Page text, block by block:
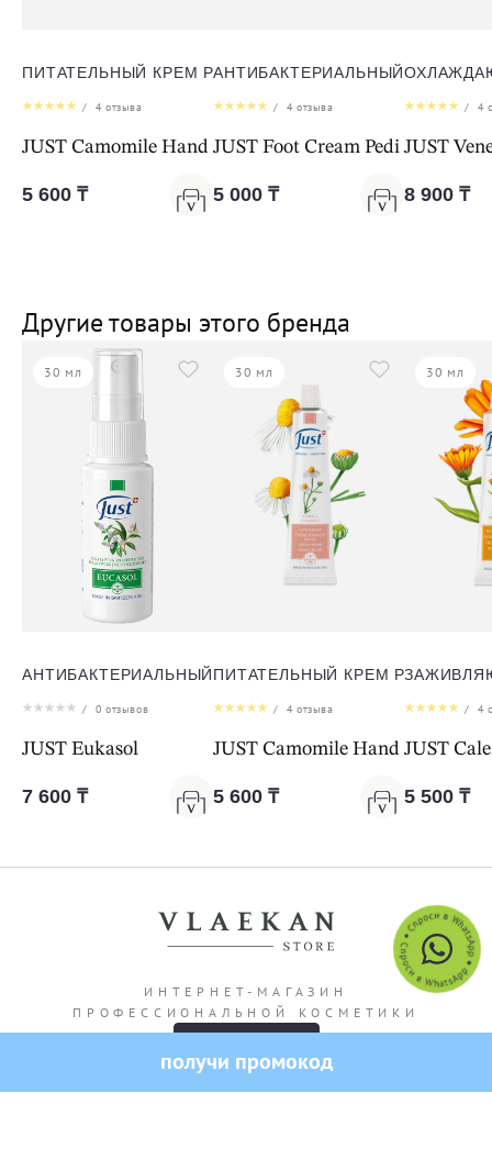
ПИТАТЕЛЬНЫЙ КРЕМ РОМАШКА ДЛЯ РУК
/ 4отзыва
JUST Camomile Hand Cream
5 600 ₸
АНТИБАКТЕРИАЛЬНЫЙ,
/ 4отзыва
JUST Foot Cream Pedi
5 000 ₸
/ 4
JUST
8 900 ₸
Другие товары этого бренда
30 мл
АНТИБАКТЕРИАЛЬНЫЙ СПРЕЙ ЭУКАСОЛ
/ 0 отзывов
JUST Eukasol
7 600 ₸
30 мл
ПИТАТЕЛЬНЫЙ КРЕМ РОМАШКА
/ 4отзыва
JUST Camomile Hand Cream
5 600 ₸
30 мл
/ 4
JUST
5 500 ₸
ИНТЕРНЕТ-МАГАЗИН
ПРОФЕССИОНАЛЬНОЙ КОСМЕТИКИ
Адрес магазина: г. Алматы Кашгарская 69/102
-10% на первый заказ